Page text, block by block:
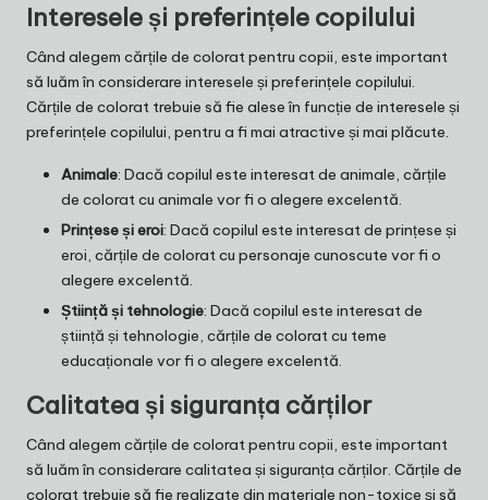
Interesele și preferințele copilului
Când alegem cărțile de colorat pentru copii, este important
să luăm în considerare interesele și preferințele copilului.
Cărțile de colorat trebuie să fie alese în funcție de interesele și
preferințele copilului, pentru a fi mai atractive și mai plăcute.
Animale: Dacă copilul este interesat de animale, cărțile
de colorat cu animale vor fi o alegere excelentă.
Prințese și eroi: Dacă copilul este interesat de prințese și
eroi, cărțile de colorat cu personaje cunoscute vor fi o
alegere excelentă.
Știință și tehnologie: Dacă copilul este interesat de
știință și tehnologie, cărțile de colorat cu teme
educaționale vor fi o alegere excelentă.
Calitatea și siguranța cărților
Când alegem cărțile de colorat pentru copii, este important
să luăm în considerare calitatea și siguranța cărților. Cărțile de
colorat trebuie să fie realizate din materiale non-toxice și să